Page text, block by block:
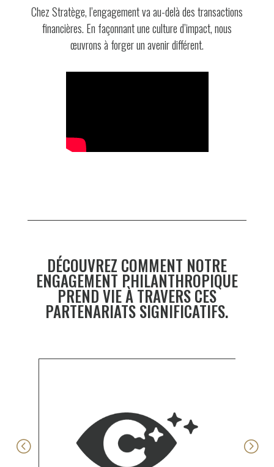
Chez Stratège, l’engagement va au-delà des transactions
financières. En façonnant une culture d’impact, nous
œuvrons à forger un avenir différent.
DÉCOUVREZ COMMENT NOTRE
ENGAGEMENT PHILANTHROPIQUE
PREND VIE À TRAVERS CES
PARTENARIATS SIGNIFICATIFS.